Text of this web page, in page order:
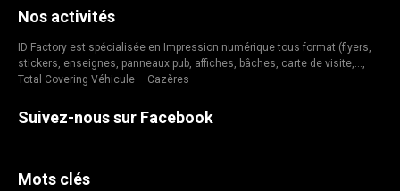
Nos activités
ID Factory est spécialisée en Impression numérique tous format (flyers,
stickers, enseignes, panneaux pub, affiches, bâches, carte de visite,…,
Total Covering Véhicule – Cazères
Suivez-nous sur Facebook
Mots clés